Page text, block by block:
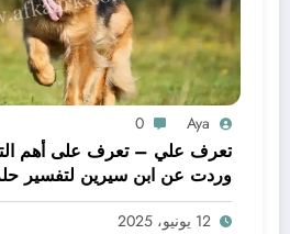
Aya
0
تعرف علي – تعرف على أهم
وردت عن ابن سيرين لتفسير
يدي – بالتفصيل
12 يونيو، 2025